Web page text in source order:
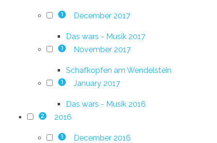
1 December 2017
Das wars - Musik 2017
1 November 2017
Schafkopfen am Wendelstein
1 January 2017
Das wars - Musik 2016
2 2016
1 December 2016